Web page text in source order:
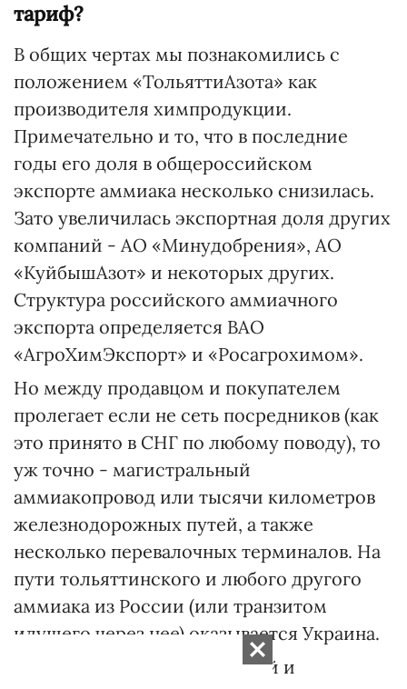
тариф?
В общих чертах мы познакомились с
положением «ТольяттиАзота» как
производителя химпродукции.
Примечательно и то, что в последние
годы его доля в общероссийском
экспорте аммиака несколько снизилась.
Зато увеличилась экспортная доля других
компаний - АО «Минудобрения», АО
«КуйбышАзот» и некоторых других.
Структура российского аммиачного
экспорта определяется ВАО
«АгроХимЭкспорт» и «Росагрохимом».
Но между продавцом и покупателем
пролегает если не сеть посредников (как
это принято в СНГ по любому поводу), то
уж точно - магистральный
аммиакопровод или тысячи километров
железнодорожных путей, а также
несколько перевалочных терминалов. На
пути тольяттинского и любого другого
аммиака из России (или транзитом
идущего через нее) оказывается Украина.
До распада СССР российский и